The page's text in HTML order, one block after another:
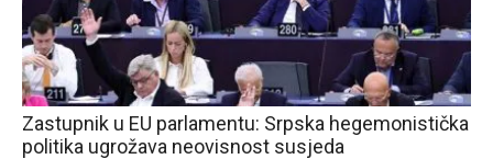
Zastupnik u EU parlamentu: Srpska hegemonistička
politika ugrožava neovisnost susjeda